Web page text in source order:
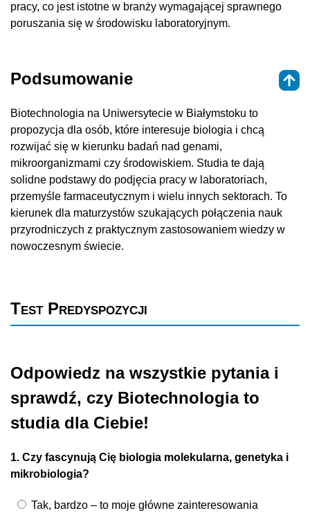
pracy, co jest istotne w branży wymagającej sprawnego
poruszania się w środowisku laboratoryjnym.
Podsumowanie
Biotechnologia na Uniwersytecie w Białymstoku to
propozycja dla osób, które interesuje biologia i chcą
rozwijać się w kierunku badań nad genami,
mikroorganizmami czy środowiskiem. Studia te dają
solidne podstawy do podjęcia pracy w laboratoriach,
przemyśle farmaceutycznym i wielu innych sektorach. To
kierunek dla maturzystów szukających połączenia nauk
przyrodniczych z praktycznym zastosowaniem wiedzy w
nowoczesnym świecie.
Test Predyspozycji
Odpowiedz na wszystkie pytania i
sprawdź, czy Biotechnologia to
studia dla Ciebie!
1. Czy fascynują Cię biologia molekularna, genetyka i
mikrobiologia?
Tak, bardzo – to moje główne zainteresowania